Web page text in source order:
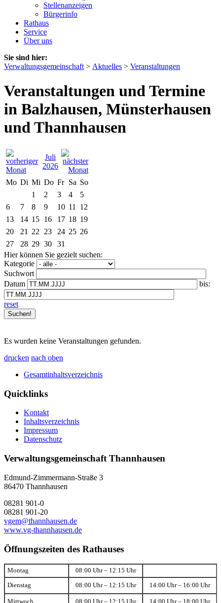
Stellenanzeigen
Bürgerinfo
Rathaus
Service
Über uns
Sie sind hier:
Verwaltungsgemeinschaft > Aktuelles > Veranstaltungen
Veranstaltungen und Termine
in Balzhausen, Münsterhausen
und Thannhausen
Juli
2026
Mo Di Mi Do Fr Sa So
1
2 3 4
5
6
7 8 9 10 11
12
13
14 15 16 17 18 19
20
21 22 23 24 25 26
27
28 29 30
31
Hier können Sie gezielt suchen:
Kategorie
Suchwort
Datum
bis:
reset
Es wurden keine Veranstaltungen gefunden.
drucken nach oben
Gesamtinhaltsverzeichnis
Quicklinks
Kontakt
Inhaltsverzeichnis
Impressum
Datenschutz
Verwaltungsgemeinschaft Thannhausen
Edmund-Zimmermann-Straße 3
86470 Thannhausen
08281 901-0
08281 901-20
vgem@thannhausen.de
www.vg-thannhausen.de
Öffnungszeiten des Rathauses
Montag 08:00 Uhr – 12:15 Uhr
Dienstag 08:00 Uhr – 12:15 Uhr 14:00 Uhr – 16:00 Uhr